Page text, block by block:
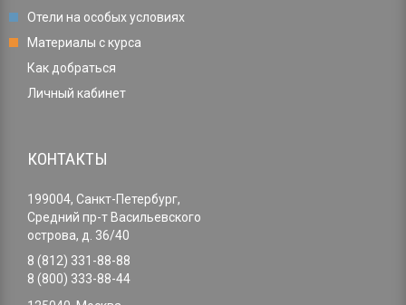
Отели на особых условиях
Материалы с курса
Как добраться
Личный кабинет
КОНТАКТЫ
199004, Санкт-Петербург,
Средний пр-т Васильевского
острова, д. 36/40
8 (812) 331-88-88
8 (800) 333-88-44